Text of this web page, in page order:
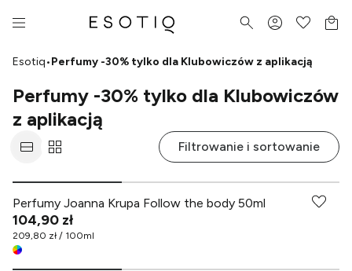
Esotiq•Perfumy -30% tylko dla Klubowiczów z aplikacją
Perfumy -30% tylko dla Klubowiczów
z aplikacją
Filtrowanie i sortowanie
Perfumy Joanna Krupa Follow the body 50ml
104,90 zł
209,80 zł / 100ml